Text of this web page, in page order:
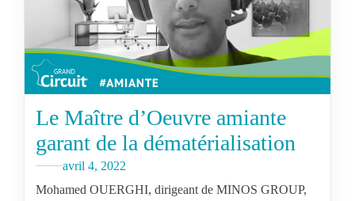
Le Maître d’Oeuvre amiante
garant de la dématérialisation
avril 4, 2022
Mohamed OUERGHI, dirigeant de MINOS GROUP,